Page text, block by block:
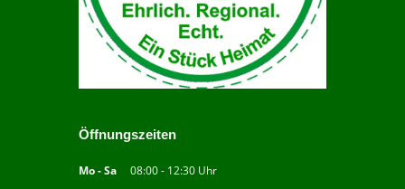
Öffnungszeiten
Mo - Sa08:00 - 12:30 Uhr